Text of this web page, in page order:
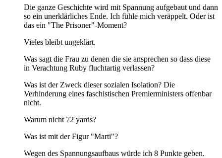
Die ganze Geschichte wird mit Spannung aufgebaut und dann
so ein unerklärliches Ende. Ich fühle mich veräppelt. Oder ist
das ein "The Prisoner"-Moment?
Vieles bleibt ungeklärt.
Was sagt die Frau zu denen die sie ansprechen so dass diese
in Verachtung Ruby fluchtartig verlassen?
Was ist der Zweck dieser sozialen Isolation? Die
Verhinderung eines faschistischen Premierministers offenbar
nicht.
Warum nicht 72 yards?
Was ist mit der Figur "Marti"?
Wegen des Spannungsaufbaus würde ich 8 Punkte geben.